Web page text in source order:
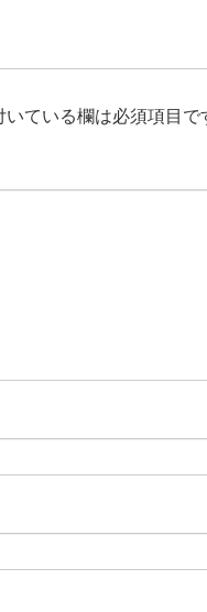
いている欄は必須項目で